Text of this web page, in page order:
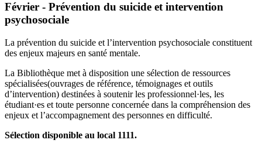
Février - Prévention du suicide et intervention
psychosociale
La prévention du suicide et l’intervention psychosociale constituent
des enjeux majeurs en santé mentale.
La Bibliothèque met à disposition une sélection de ressources
spécialisées(ouvrages de référence, témoignages et outils
d’intervention) destinées à soutenir les professionnel·les, les
étudiant·es et toute personne concernée dans la compréhension des
enjeux et l’accompagnement des personnes en difficulté.
Sélection disponible au local 1111.